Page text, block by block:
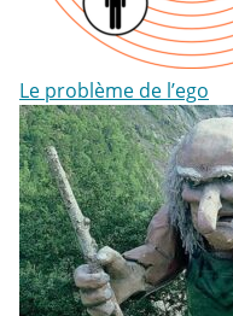
Le problème de l’ego